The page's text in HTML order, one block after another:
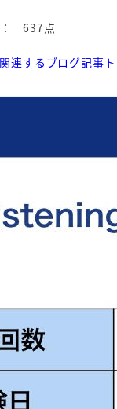
： 637点
連するブログ記事